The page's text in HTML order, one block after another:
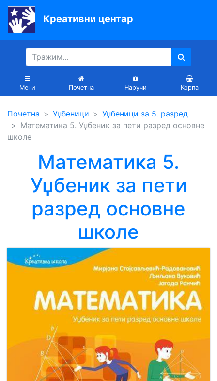
Креативни центар
Мени Почетна Наручи Корпа
Почетна
Књиге
Уџбеници
вртиће
Лектира
Акције
Блог
Latinica
налог
Почетна Уџбеници
Уџбеници за 5. разред
Математика 5. Уџбеник за пети разред основне
школе
Математика 5.
Уџбеник за пети
разред основне
школе